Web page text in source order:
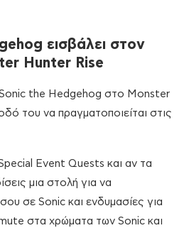
εισβάλει στον
Hunter Rise
the Hedgehog στο Monster
του να πραγματοποιείται στις
Event Quests και αν τα
μια στολή για να
σε Sonic και ενδυμασίες για
στα χρώματα των Sonic και